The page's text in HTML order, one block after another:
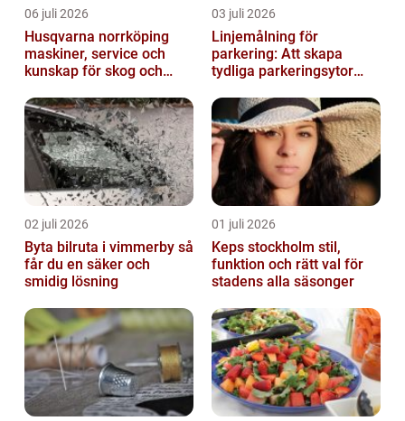
06 juli 2026
Husqvarna norrköping
maskiner, service och
kunskap för skog och
03 juli 2026
Linjemålning för
parkering: Att skapa
tydliga parkeringsytor
parkeringslinjer
02 juli 2026
Byta bilruta i vimmerby så
får du en säker och
smidig lösning
01 juli 2026
Keps stockholm stil,
funktion och rätt val för
stadens alla säsonger